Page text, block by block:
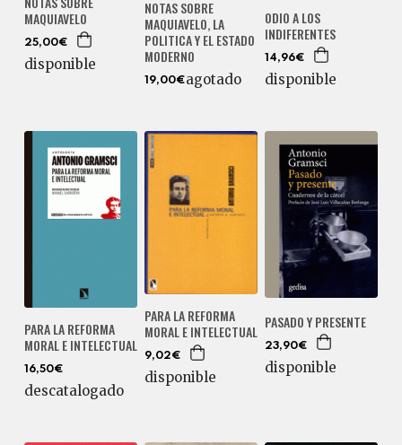
MAQUIAVELO
25,00€
disponible
NOTAS SOBRE
MAQUIAVELO, LA
POLITICA Y EL ESTADO
MODERNO
19,00€agotado
ODIO A LOS
INDIFERENTES
14,96€
disponible
PARA LA REFORMA
MORAL E INTELECTUAL
16,50€
descatalogado
PARA LA REFORMA
MORAL E INTELECTUAL
9,02€
disponible
PASADO Y PRESENTE
23,90€
disponible